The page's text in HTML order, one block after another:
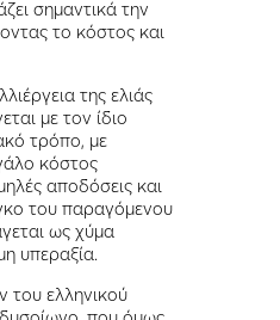
σημαντικά την
το κόστος και
της ελιάς
με τον ίδιο
τρόπο, με
κόστος
αποδόσεις και
του παραγόμενου
ως χύμα
υπεραξία.
του ελληνικού